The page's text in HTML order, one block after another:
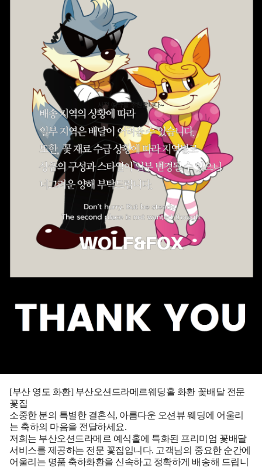
[부산 영도 화환] 부산오션드라메르웨딩홀 화환 꽃배달 전문
꽃집
소중한 분의 특별한 결혼식, 아름다운 오션뷰 웨딩에 어울리
는 축하의 마음을 전달하세요.
저희는 부산오션드라메르 예식홀에 특화된 프리미엄 꽃배달
서비스를 제공하는 전문 꽃집입니다. 고객님의 중요한 순간에
어울리는 명품 축하화환을 신속하고 정확하게 배송해 드립니